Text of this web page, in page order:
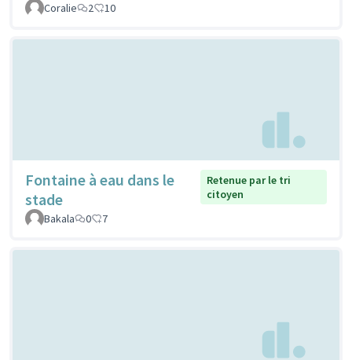
Coralie
2 10
Fontaine à eau dans le
stade
Retenue par le tri
citoyen
Bakala
0 7